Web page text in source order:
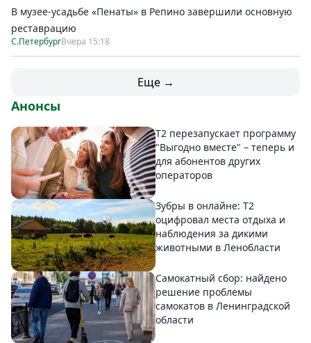
В музее-усадьбе «Пенаты» в Репино завершили основную
реставрацию
С.ПетербургВчера 15:18
Еще →
Анонсы
Т2 перезапускает программу
"Выгодно вместе" – теперь и
для абонентов других
операторов
Зубры в онлайне: Т2
оцифровал места отдыха и
наблюдения за дикими
животными в Ленобласти
Самокатный сбор: найдено
решение проблемы
самокатов в Ленинградской
области